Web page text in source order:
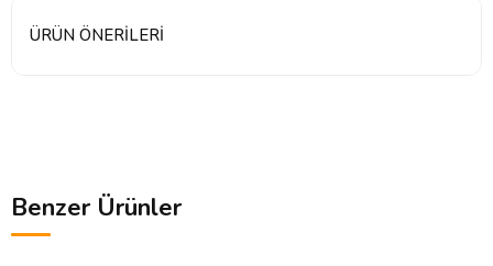
ÜRÜN ÖNERILERI
Benzer Ürünler